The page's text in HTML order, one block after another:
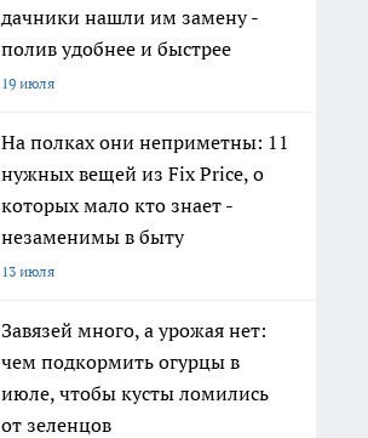
дачники нашли им замену -
полив удобнее и быстрее
19 июля
На полках они неприметны: 11
нужных вещей из Fix Price, о
которых мало кто знает -
незаменимы в быту
13 июля
Завязей много, а урожая нет:
чем подкормить огурцы в
июле, чтобы кусты ломились
от зеленцов